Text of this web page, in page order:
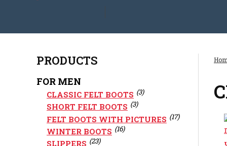
PRODUCTS
FOR MEN
CLASSIC FELT BOOTS (3)
SHORT FELT BOOTS (3)
FELT BOOTS WITH PICTURES (17)
WINTER BOOTS (16)
SLIPPERS (23)